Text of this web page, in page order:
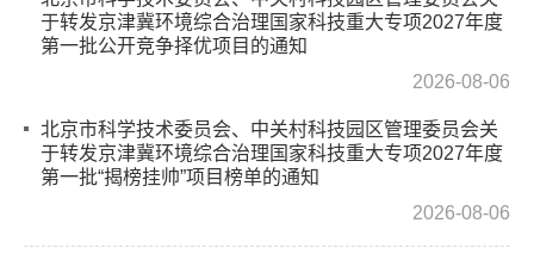
于转发京津冀环境综合治理国家科技重大专项2027年度
第一批公开竞争择优项目的通知
2026-08-06
北京市科学技术委员会、中关村科技园区管理委员会关
于转发京津冀环境综合治理国家科技重大专项2027年度
第一批“揭榜挂帅”项目榜单的通知
2026-08-06